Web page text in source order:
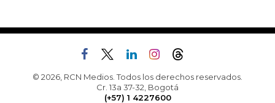
© 2026, RCN Medios. Todos los derechos reservados.
Cr. 13a 37-32, Bogotá
(+57) 1 4227600